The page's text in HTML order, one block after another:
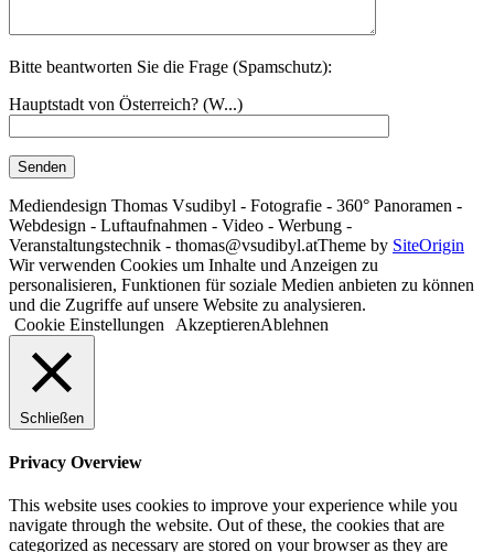
Bitte beantworten Sie die Frage (Spamschutz):
Hauptstadt von Österreich? (W...)
Mediendesign Thomas Vsudibyl - Fotografie - 360° Panoramen -
Webdesign - Luftaufnahmen - Video - Werbung -
Veranstaltungstechnik - thomas@vsudibyl.atTheme by SiteOrigin
Wir verwenden Cookies um Inhalte und Anzeigen zu
personalisieren, Funktionen für soziale Medien anbieten zu können
und die Zugriffe auf unsere Website zu analysieren.
Cookie Einstellungen
AkzeptierenAblehnen
Schließen
Privacy Overview
This website uses cookies to improve your experience while you
navigate through the website. Out of these, the cookies that are
categorized as necessary are stored on your browser as they are